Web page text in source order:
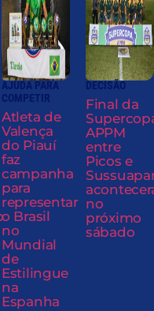
AJUDA PARA
COMPETIR
Atleta de
Valença
do Piauí
faz
campanha
para
representar
o Brasil
no
Mundial
de
Estilingue
na
Espanha
DECISÃO
Final da
APPM
entre
Picos e
no
próximo
sábado